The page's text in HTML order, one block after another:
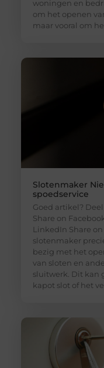
woningen en
om het openen
maar vooral om
Slotenmaker
spoedservice
Goed artikel?
Share on
LinkedIn Share
slotenmaker
bezig met het
van sloten en
sluitwerk. Dit kan
kapot slot of het